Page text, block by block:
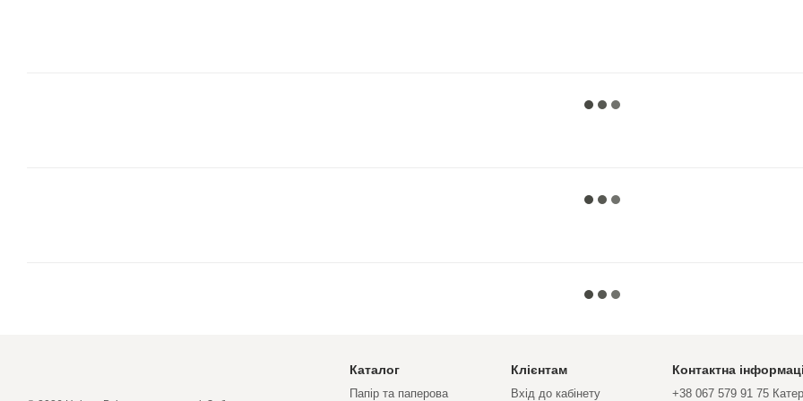
Каталог
Папір та паперова
Клієнтам
Вхід до кабінету
Контактна
+38 067 579 91 75